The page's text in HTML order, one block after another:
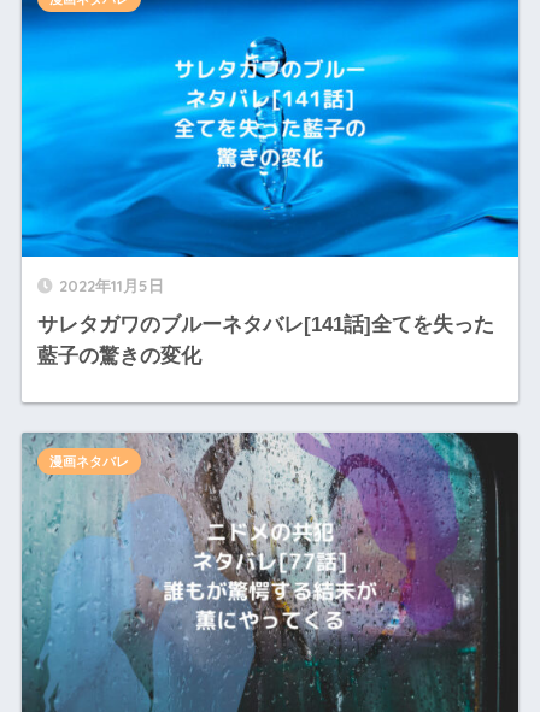
2022年11月5日
サレタガワのブルーネタバレ[141話]全てを失った
藍子の驚きの変化
漫画ネタバレ